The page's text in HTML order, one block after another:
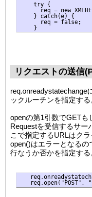
    try {
req = new
    } catch(e) {
      req = false;
リクエストの送信
req.onreadystatechange
ックルーチンを指定する
openの第1引数でGETも
Requestを受信するサー
こで指定するURLはク
open()はエラーとなる
行なうか否かを指定する